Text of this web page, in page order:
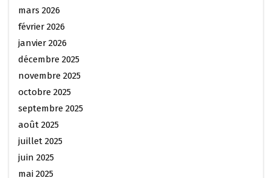
mars 2026
février 2026
janvier 2026
décembre 2025
novembre 2025
octobre 2025
septembre 2025
août 2025
juillet 2025
juin 2025
mai 2025